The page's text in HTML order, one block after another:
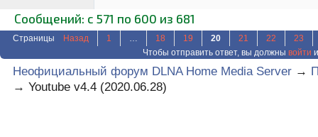
Сообщений: с 571 по 600 из 681
Страницы Назад 1 … 18 19 20 21 22
23
Чтобы отправить ответ, вы должны войти
Неофициальный форум DLNA Home Media Server →
→Youtube v4.4 (2020.06.28)